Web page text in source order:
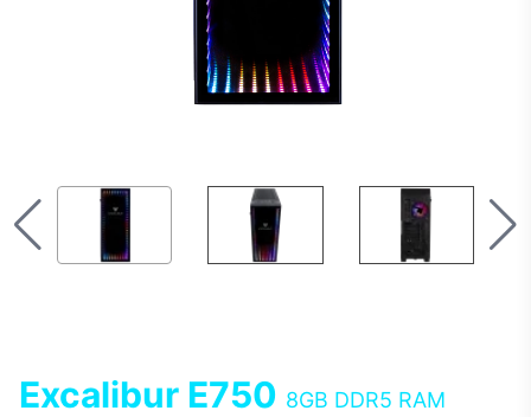
Excalibur E750 8GB DDR5 RAM